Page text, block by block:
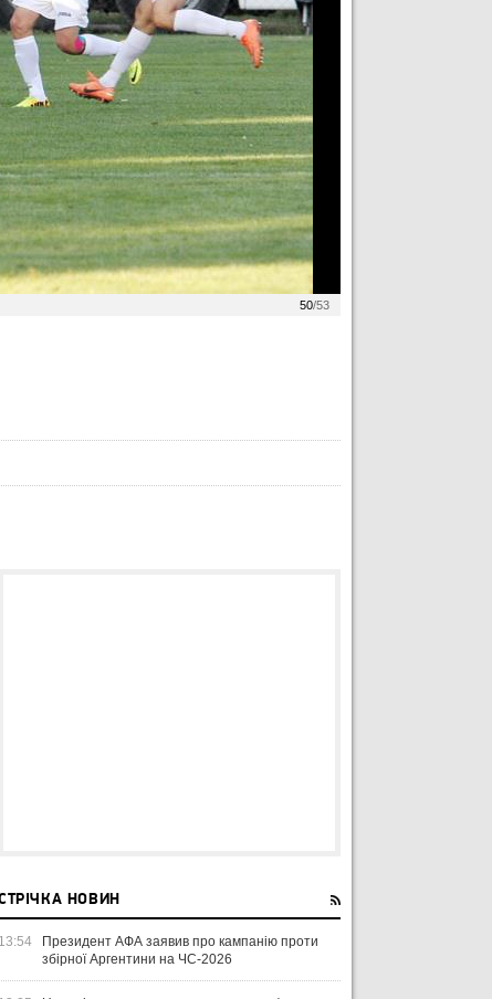
50/53
НОВИН
13:54
Президент АФА заявив про кампанію проти
збірної Аргентини на ЧС-2026